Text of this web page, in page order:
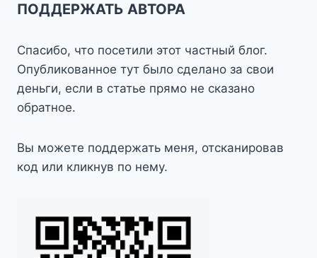
ПОДДЕРЖАТЬ АВТОРА
Спасибо, что посетили этот частный блог.
Опубликованное тут было сделано за свои
деньги, если в статье прямо не сказано
обратное.
Вы можете поддержать меня, отсканировав
код или кликнув по нему.